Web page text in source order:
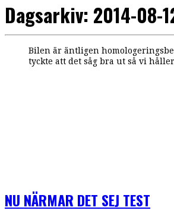
Dagsarkiv: 2014-08-
Bilen är äntligen
tyckte att det såg bra ut så vi
NU NÄRMAR DET SEJ TEST